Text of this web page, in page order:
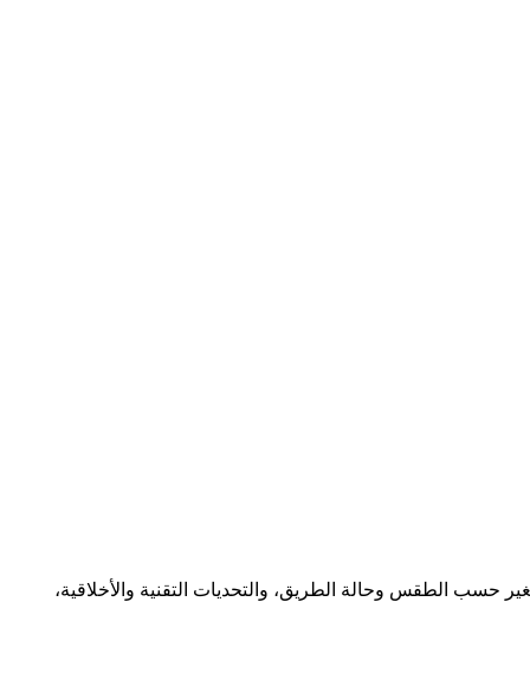
حسب الطقس وحالة الطريق، والتحديات التقنية والأخلاقية،